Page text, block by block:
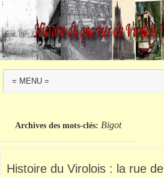
Archives des mots-clés: Bigot
Histoire du Virolois : la rue de